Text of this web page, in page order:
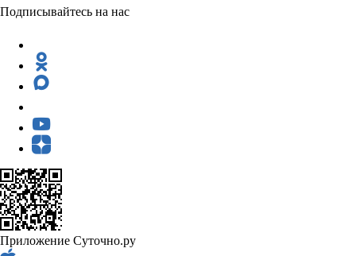
Подписывайтесь на нас
Приложение Суточно.ру